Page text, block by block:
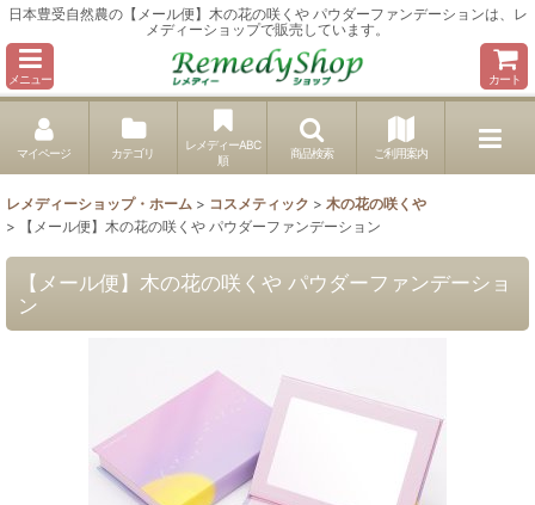
日本豊受自然農の【メール便】木の花の咲くや パウダーファンデーションは、レ
メディーショップで販売しています。
メニュー カート
マイページ カテゴリ
レメディーABC
順
商品検索 ご利用案内
レメディーショップ・ホーム > コスメティック > 木の花の咲くや
>
【メール便】木の花の咲くや パウダーファンデーション
【メール便】木の花の咲くや パウダーファンデーショ
ン